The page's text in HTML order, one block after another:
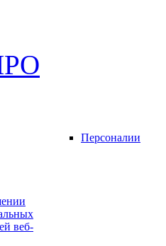
Персоналии
веб-